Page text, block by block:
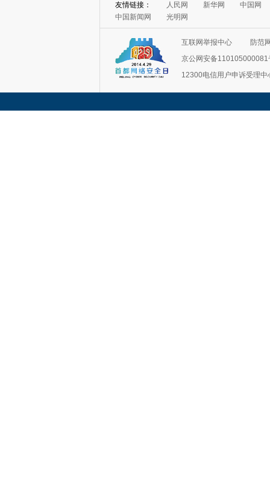
友情链接： 人民网 新华网
中国网
中国新闻网
光明网
互联网举报中心
防范
京公网安备110105000081
12300电信用户申诉受理中